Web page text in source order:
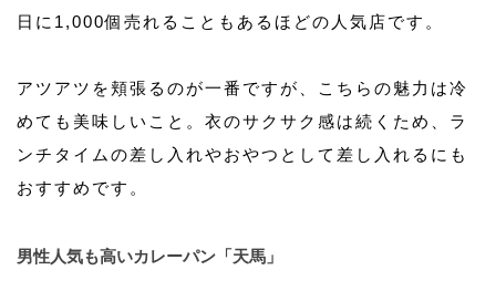
日に1,000個売れることもあるほどの人気店です。
アツアツを頬張るのが一番ですが、こちらの魅力は冷
めても美味しいこと。衣のサクサク感は続くため、ラ
ンチタイムの差し入れやおやつとして差し入れるにも
おすすめです。
男性人気も高いカレーパン「天馬」